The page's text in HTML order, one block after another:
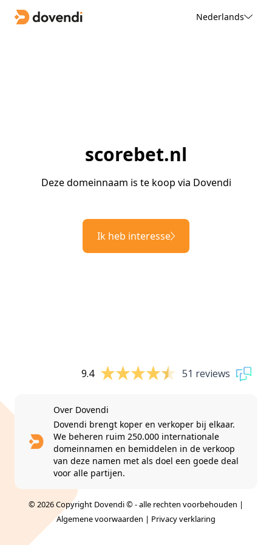
Nederlands
scorebet.nl
Deze domeinnaam is te koop via Dovendi
Ik heb interesse
9.4 51 reviews
Over Dovendi
Dovendi brengt koper en verkoper bij elkaar.
We beheren ruim 250.000 internationale
domeinnamen en bemiddelen in de verkoop
van deze namen met als doel een goede deal
voor alle partijen.
© 2026 Copyright Dovendi © - alle rechten voorbehouden |
Algemene voorwaarden | Privacy verklaring